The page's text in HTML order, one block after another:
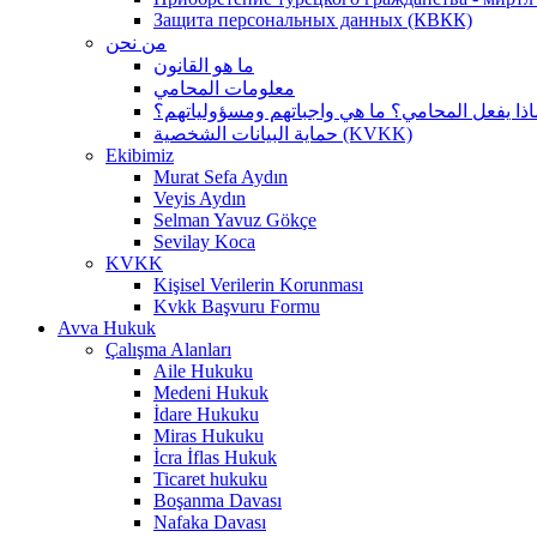
Защита персональных данных (КВКК)
من نحن
ما هو القانون
معلومات المحامي
يفعل المحامي؟ ما هي واجباتهم ومسؤولياتهم؟
حماية البيانات الشخصية (KVKK)
Ekibimiz
Murat Sefa Aydın
Veyis Aydın
Selman Yavuz Gökçe
Sevilay Koca
KVKK
Kişisel Verilerin Korunması
Kvkk Başvuru Formu
Avva Hukuk
Çalışma Alanları
Aile Hukuku
Medeni Hukuk
İdare Hukuku
Miras Hukuku
İcra İflas Hukuk
Ticaret hukuku
Boşanma Davası
Nafaka Davası